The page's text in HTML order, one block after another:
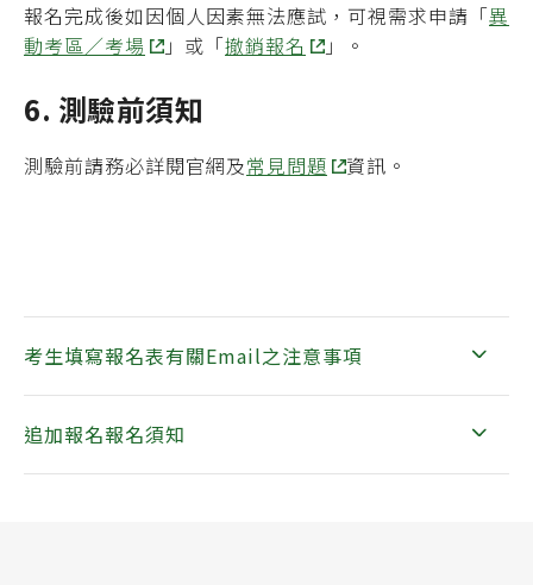
報名完成後如因個人因素無法應試，可視需求申請「異
動考區／考場
」或「撤銷報名 」。
6. 測驗前須知
測驗前請務必詳閱官網及常見問題 資訊。
考生填寫報名表有關Email之注意事項
追加報名報名須知